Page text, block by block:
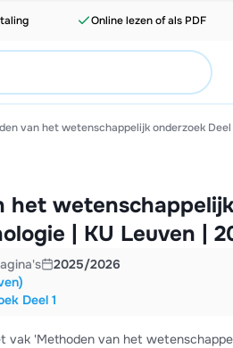
Online lezen of als PDF
van het wetenschappelijk onderzoek Deel
het wetenschappelijk
| KU Leuven |
2025/2026
Deel 1
vak 'Methoden van het